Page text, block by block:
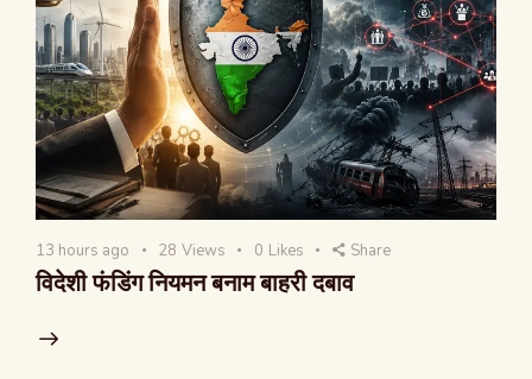
13 hours ago 28 Views 0 Likes Share
विदेशी फंडिंग नियमन बनाम बाहरी दबाव